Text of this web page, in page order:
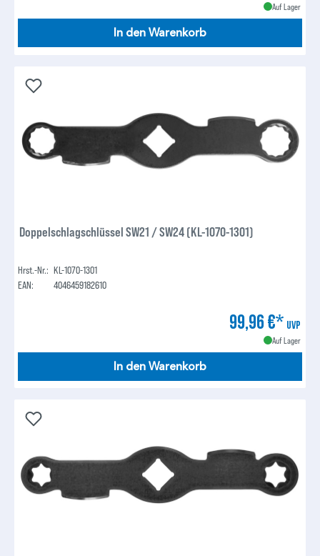
Auf Lager
In den Warenkorb
Doppelschlagschlüssel SW21 / SW24 (KL-1070-1301)
Hrst.-Nr.: KL-1070-1301
EAN:
4046459182610
99,96 €* UVP
Auf Lager
In den Warenkorb